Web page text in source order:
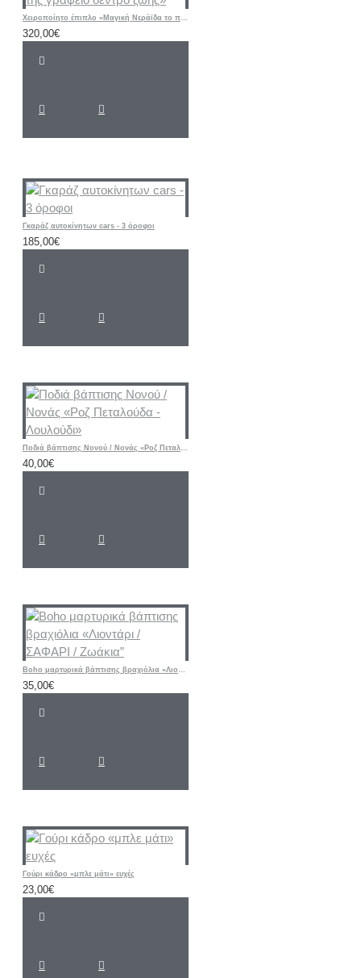
Χειροποίητο έπιπλο «Μαγική Νεράϊδα το πρώτο της γραφείο δέντρο ζωής»
320,00€
Γκαράζ αυτοκίνητων cars - 3 όροφοι
185,00€
Ποδιά βάπτισης Νονού / Νονάς «Ροζ Πεταλούδα - Λουλούδι»
40,00€
Boho μαρτυρικά βάπτισης βραχιόλια «Λιοντάρι / ΣΑΦΑΡΙ / Ζωάκια”
35,00€
Γούρι κάδρο «μπλε μάτι» ευχές
23,00€